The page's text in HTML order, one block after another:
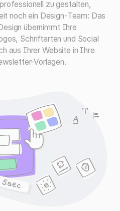
zu gestalten,
noch ein Design-Team: Das
übernimmt Ihre
Schriftarten und Social
aus Ihrer Website in Ihre
Vorlagen.